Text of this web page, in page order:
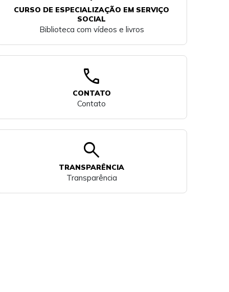
CURSO DE ESPECIALIZAÇÃO EM SERVIÇO
SOCIAL
Biblioteca com vídeos e livros
call
CONTATO
Contato
search
TRANSPARÊNCIA
Transparência